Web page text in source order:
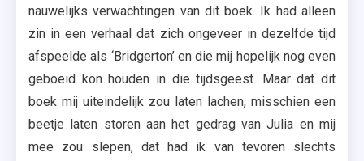
nauwelijks verwachtingen van dit boek. Ik had alleen
zin in een verhaal dat zich ongeveer in dezelfde tijd
afspeelde als ‘Bridgerton’ en die mij hopelijk nog even
geboeid kon houden in die tijdsgeest. Maar dat dit
boek mij uiteindelijk zou laten lachen, misschien een
beetje laten storen aan het gedrag van Julia en mij
mee zou slepen, dat had ik van tevoren slechts